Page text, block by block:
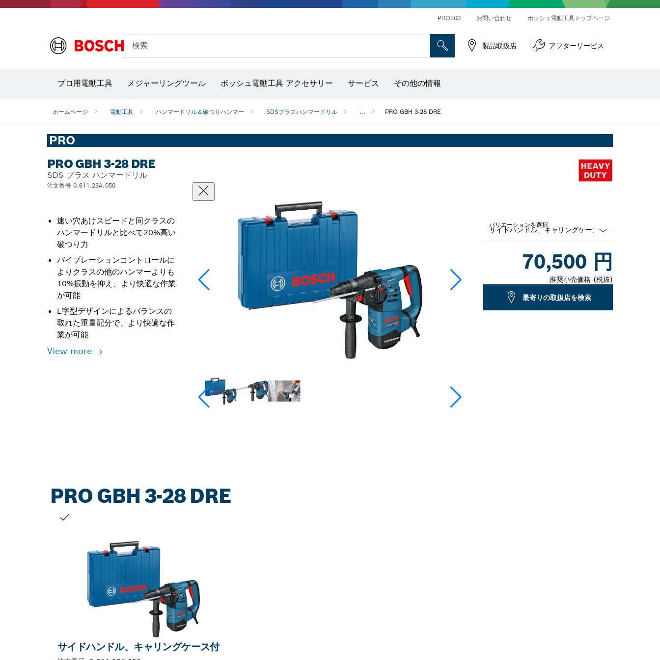
PRO360 お問い合わせ ボッシュ電動工具トップページ
検索 製品取扱店 アフターサービス
プロ用電動工具 メジャーリングツール ボッシュ電動工具 アクセサリー サービス その他の情報
ホームページ 電動工具 ハンマードリル＆破つりハンマー SDSプラスハンマードリル ... PRO GBH 3-28 DRE
PRO
PRO GBH 3-28 DRE
SDS プラス ハンマードリル
注文番号 0.611.23A.050
速い穴あけスピードと同クラスの
ハンマードリルと比べて20%高い
破つり力
バイブレーションコントロールに
よりクラスの他のハンマーよりも
10%振動を抑え、より快適な作業
が可能
L字型デザインによるバランスの
取れた重量配分で、より快適な作
業が可能
View more
バリエーションを選択
70,500 円
推奨小売価格 (税抜)
最寄りの取扱店を検索
PRO GBH 3-28 DRE
サイドハンドル、キャリングケース付